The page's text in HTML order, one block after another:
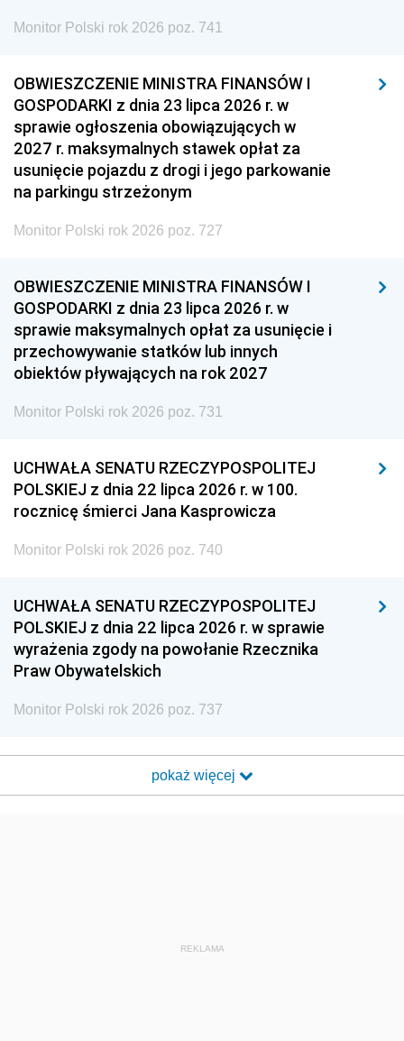
Monitor Polski rok 2026 poz. 741
OBWIESZCZENIE MINISTRA FINANSÓW I
GOSPODARKI z dnia 23 lipca 2026 r. w
sprawie ogłoszenia obowiązujących w
2027 r. maksymalnych stawek opłat za
usunięcie pojazdu z drogi i jego parkowanie
na parkingu strzeżonym
Monitor Polski rok 2026 poz. 727
OBWIESZCZENIE MINISTRA FINANSÓW I
GOSPODARKI z dnia 23 lipca 2026 r. w
sprawie maksymalnych opłat za usunięcie i
przechowywanie statków lub innych
obiektów pływających na rok 2027
Monitor Polski rok 2026 poz. 731
UCHWAŁA SENATU RZECZYPOSPOLITEJ
POLSKIEJ z dnia 22 lipca 2026 r. w 100.
rocznicę śmierci Jana Kasprowicza
Monitor Polski rok 2026 poz. 740
UCHWAŁA SENATU RZECZYPOSPOLITEJ
POLSKIEJ z dnia 22 lipca 2026 r. w sprawie
wyrażenia zgody na powołanie Rzecznika
Praw Obywatelskich
Monitor Polski rok 2026 poz. 737
pokaż więcej
REKLAMA